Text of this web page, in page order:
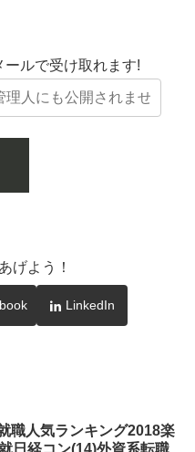
ルで受け取れます!
げよう！
LinkedIn
職人気ランキング2018楽